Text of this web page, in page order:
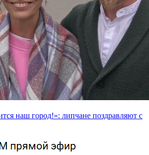
наш город!»: липчане поздравляют с